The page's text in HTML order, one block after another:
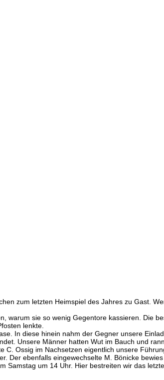
zum letzten Heimspiel des Jahres zu Gast.
warum sie so wenig Gegentore kassieren. Die
lenkte.
In diese hinein nahm der Gegner unsere
Unsere Männer hatten Wut im Bauch und
C. Ossig im Nachsetzen eigentlich unsere
Der ebenfalls eingewechselte M. Bönicke
Samstag um 14 Uhr. Hier bestreiten wir das